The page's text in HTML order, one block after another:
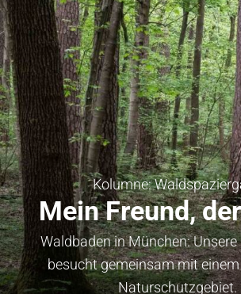
Kolumne:
Mein Freund,
Waldbaden in München:
besucht gemeinsam mit
Naturschutzgebiet.